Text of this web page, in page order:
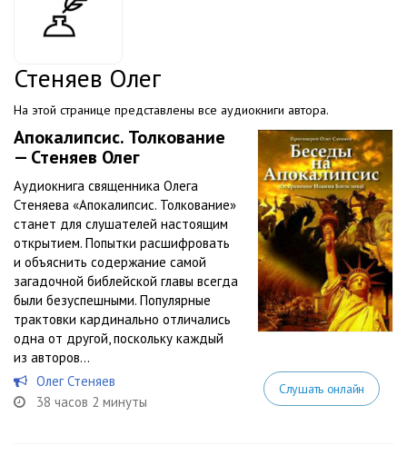
Стеняев Олег
На этой странице представлены все аудиокниги автора.
Апокалипсис. Толкование
— Стеняев Олег
Аудиокнига священника Олега
Стеняева «Апокалипсис. Толкование»
станет для слушателей настоящим
открытием. Попытки расшифровать
и объяснить содержание самой
загадочной библейской главы всегда
были безуспешными. Популярные
трактовки кардинально отличались
одна от другой, поскольку каждый
из авторов...
Олег Стеняев
38 часов 2 минуты
Слушать онлайн